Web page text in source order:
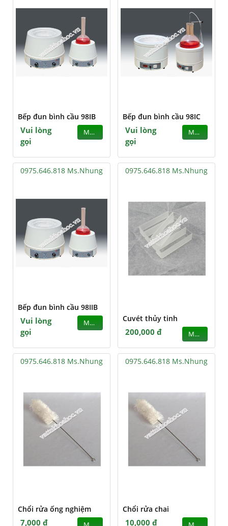
Bếp đun bình cầu 98IB
Vui lòng
gọi
MUA
Bếp đun bình cầu 98IC
Vui lòng
gọi
MUA
0975.646.818 Ms.Nhung
Bếp đun bình cầu 98IIB
Vui lòng
gọi
MUA
0975.646.818 Ms.Nhung
Cuvét thủy tinh
200,000 đ MUA
0975.646.818 Ms.Nhung
Chổi rửa ống nghiệm
7,000 đ
0975.646.818 Ms.Nhung
Chổi rửa chai
10,000 đ